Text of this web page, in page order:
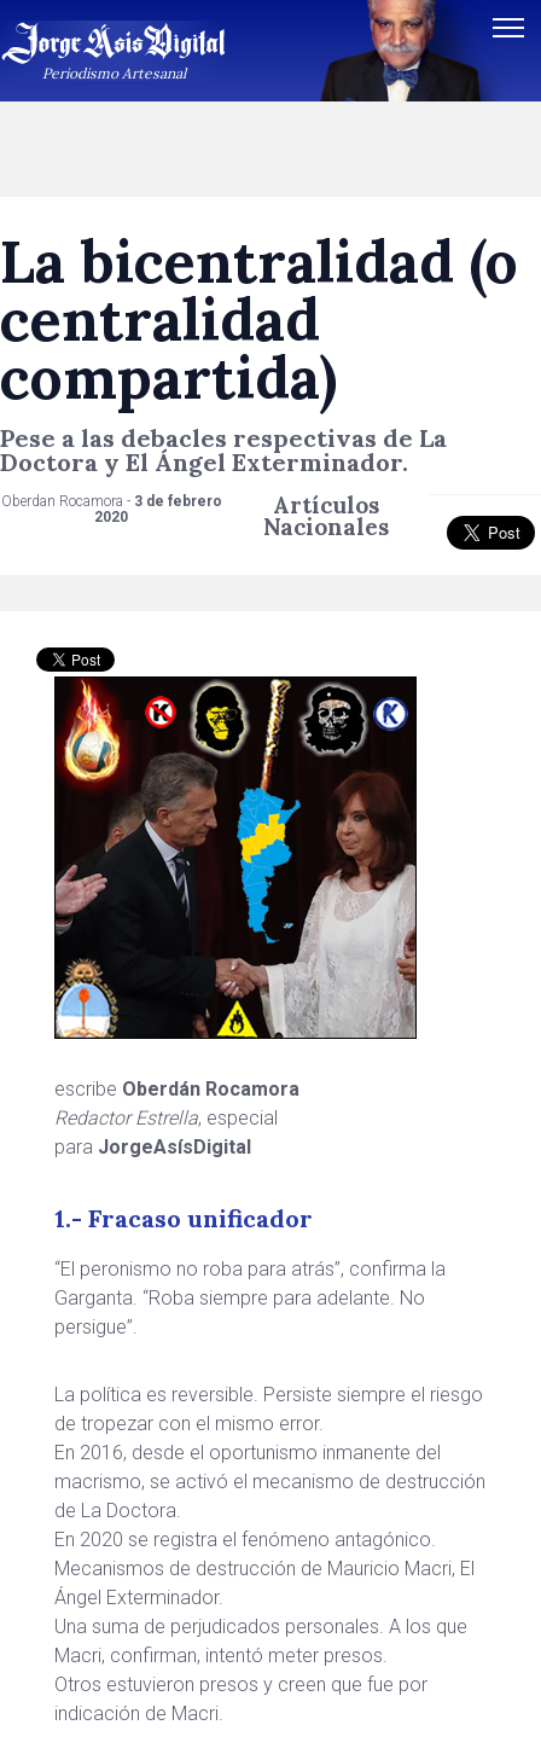
Periodismo Artesanal
La bicentralidad (o
centralidad
compartida)
Pese a las debacles respectivas de La
Doctora y El Ángel Exterminador.
Oberdan Rocamora - 3 de febrero
2020
Artículos
Nacionales
escribe Oberdán Rocamora
Redactor Estrella, especial
para JorgeAsísDigital
1.- Fracaso unificador
“El peronismo no roba para atrás”, confirma la
Garganta. “Roba siempre para adelante. No
persigue”.
La política es reversible. Persiste siempre el riesgo
de tropezar con el mismo error.
En 2016, desde el oportunismo inmanente del
macrismo, se activó el mecanismo de destrucción
de La Doctora.
En 2020 se registra el fenómeno antagónico.
Mecanismos de destrucción de Mauricio Macri, El
Ángel Exterminador.
Una suma de perjudicados personales. A los que
Macri, confirman, intentó meter presos.
Otros estuvieron presos y creen que fue por
indicación de Macri.